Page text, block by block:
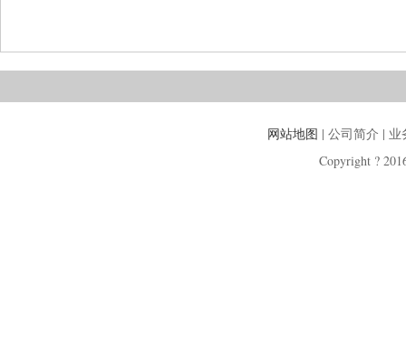
网站地图 | 公司简介 |
Copyright ?